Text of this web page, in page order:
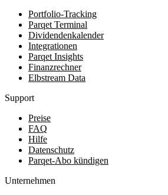
Portfolio-Tracking
Parqet Terminal
Dividendenkalender
Integrationen
Parqet Insights
Finanzrechner
Elbstream Data
Support
Preise
FAQ
Hilfe
Datenschutz
Parqet-Abo kündigen
Unternehmen